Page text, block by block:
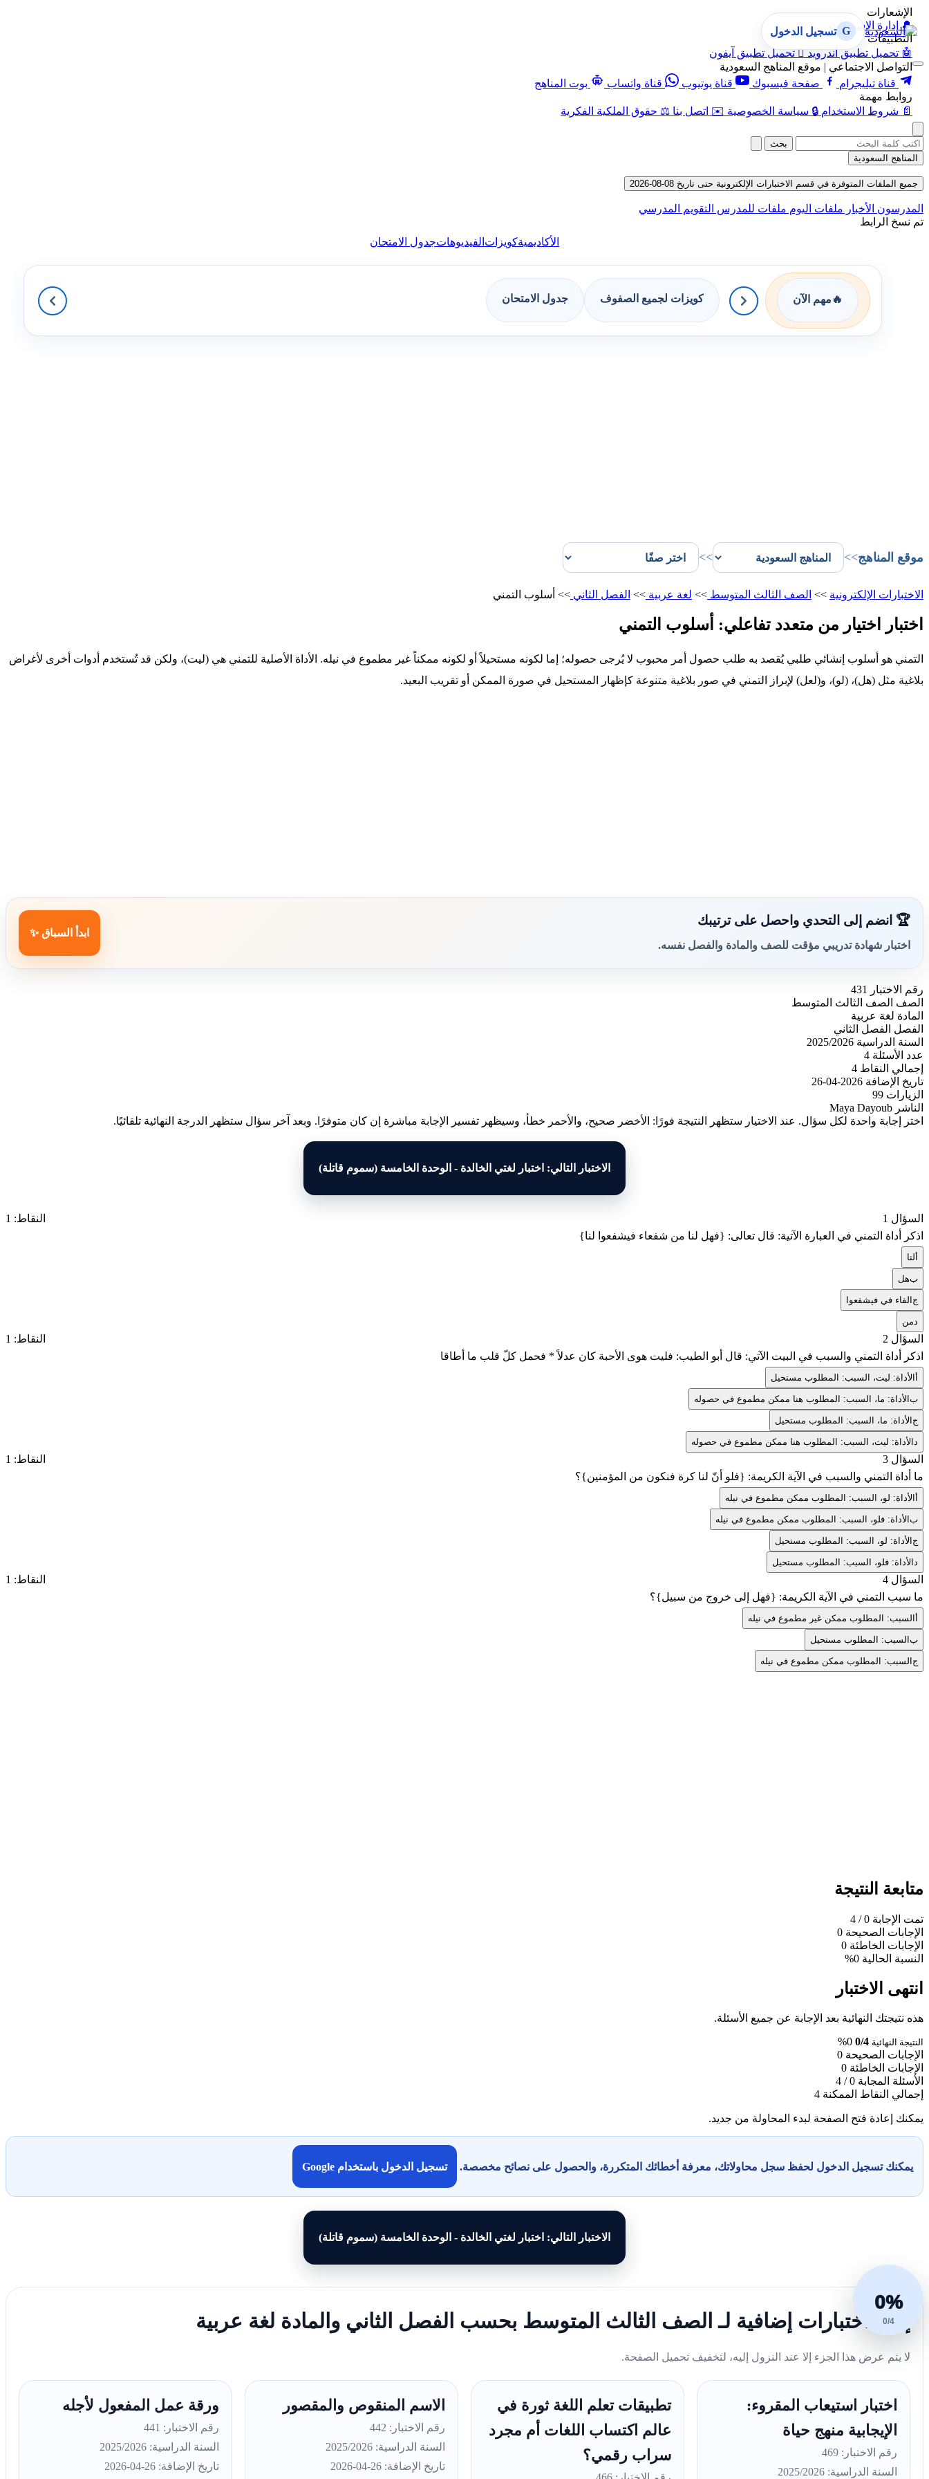
الإشعارات
🔔 إدارة الإشعارات
التطبيقات
🤖 تحميل تطبيق أندرويد  تحميل تطبيق آيفون
التواصل الاجتماعي | موقع المناهج السعودية
قناة تيليجرام
صفحة فيسبوك قناة يوتيوب قناة واتساب
بوت المناهج
روابط مهمة
📄 شروط الاستخدام 🔒 سياسة الخصوصية ✉️ اتصل بنا ⚖️ حقوق الملكية الفكرية
G تسجيل الدخول
بحث
المناهج السعودية
جميع الملفات المتوفرة في قسم الاختبارات الإلكترونية حتى تاريخ 08-08-2026
المدرسون الأخبار ملفات اليوم ملفات للمدرس التقويم المدرسي
تم نسخ الرابط
الأكاديميةكويزات الفيديوهاتجدول الامتحان
🔥 مهم الآن كويزات لجميع الصفوف جدول الامتحان
موقع المناهج>>
>>
الاختبارات الإلكترونية >> الصف الثالث المتوسط >> لغة عربية >> الفصل الثاني >> أسلوب التمني
اختبار اختيار من متعدد تفاعلي: أسلوب التمني
التمني هو أسلوب إنشائي طلبي يُقصد به طلب حصول أمر محبوب لا يُرجى حصوله؛ إما لكونه مستحيلاً أو لكونه ممكناً غير مطموع في نيله. الأداة الأصلية للتمني هي (ليت)، ولكن قد تُستخدم أدوات أخرى لأغراض
بلاغية مثل (هل)، (لو)، و(لعل) لإبراز التمني في صور بلاغية متنوعة كإظهار المستحيل في صورة الممكن أو تقريب البعيد.
🏆 انضم إلى التحدي واحصل على ترتيبك
اختبار شهادة تدريبي مؤقت للصف والمادة والفصل نفسه.
ابدأ السباق ✨
رقم الاختبار
431
الصف الصف الثالث المتوسط
المادة لغة عربية
الفصل الفصل الثاني
السنة الدراسية 2025/2026
عدد الأسئلة 4
إجمالي النقاط 4
تاريخ الإضافة 2026-04-26
الزيارات 99
الناشر Maya Dayoub
اختر إجابة واحدة لكل سؤال. عند الاختيار ستظهر النتيجة فورًا: الأخضر صحيح، والأحمر خطأ، وسيظهر تفسير الإجابة مباشرة إن كان متوفرًا. وبعد آخر سؤال ستظهر الدرجة النهائية تلقائيًا.
الاختبار التالي: اختبار لغتي الخالدة - الوحدة الخامسة (سموم قاتلة)
السؤال 1
النقاط: 1
اذكر أداة التمني في العبارة الآتية: قال تعالى: {فهل لنا من شفعاء فيشفعوا لنا}
ألنا
بهل
ج الفاء في فيشفعوا
د من
السؤال 2
النقاط: 1
اذكر أداة التمني والسبب في البيت الآتي: قال أبو الطيب: فليت هوى الأحبة كان عدلاً * فحمل كلّ قلب ما أطاقا
أ الأداة: ليت، السبب: المطلوب مستحيل
ب الأداة: ما، السبب: المطلوب هنا ممكن مطموع في حصوله
ج الأداة: ما، السبب: المطلوب مستحيل
د الأداة: ليت، السبب: المطلوب هنا ممكن مطموع في حصوله
السؤال 3
النقاط: 1
ما أداة التمني والسبب في الآية الكريمة: {فلو أنّ لنا كرة فنكون من المؤمنين}؟
أ الأداة: لو، السبب: المطلوب ممكن مطموع في نيله
ب الأداة: فلو، السبب: المطلوب ممكن مطموع في نيله
ج الأداة: لو، السبب: المطلوب مستحيل
د الأداة: فلو، السبب: المطلوب مستحيل
السؤال 4
النقاط: 1
ما سبب التمني في الآية الكريمة: {فهل إلى خروج من سبيل}؟
أ السبب: المطلوب ممكن غير مطموع في نيله
ب السبب: المطلوب مستحيل
ج السبب: المطلوب ممكن مطموع في نيله
متابعة النتيجة
تمت الإجابة 0
/ 4
الإجابات الصحيحة 0
الإجابات الخاطئة 0
النسبة الحالية 0%
انتهى الاختبار
هذه نتيجتك النهائية بعد الإجابة عن جميع الأسئلة.
النتيجة النهائية 0/4
0%
الإجابات الصحيحة 0
الإجابات الخاطئة 0
الأسئلة المجابة 0 / 4
إجمالي النقاط الممكنة 4
يمكنك إعادة فتح الصفحة لبدء المحاولة من جديد.
يمكنك تسجيل الدخول لحفظ سجل محاولاتك، معرفة أخطائك المتكررة، والحصول على نصائح مخصصة. تسجيل الدخول باستخدام Google
الاختبار التالي: اختبار لغتي الخالدة - الوحدة الخامسة (سموم قاتلة)
0%
0/4
إليك اختبارات إضافية لـ الصف الثالث المتوسط بحسب الفصل الثاني والمادة لغة عربية
لا يتم عرض هذا الجزء إلا عند النزول إليه، لتخفيف تحميل الصفحة.
اختبار استيعاب المقروء:
الإيجابية منهج حياة
رقم الاختبار: 469
السنة الدراسية: 2025/2026
تطبيقات تعلم اللغة ثورة في
عالم اكتساب اللغات أم مجرد
سراب رقمي؟
الاسم المنقوص والمقصور
رقم الاختبار: 442
السنة الدراسية: 2025/2026
تاريخ الإضافة: 26-04-2026
ورقة عمل المفعول لأجله
رقم الاختبار: 441
السنة الدراسية: 2025/2026
تاريخ الإضافة: 26-04-2026